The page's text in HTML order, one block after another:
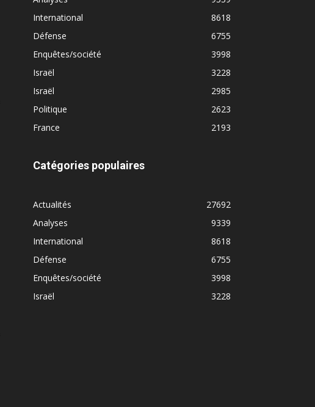
International
8618
Défense
6755
Enquêtes/société
3998
Israël
3228
Israël
2985
Politique
2623
France
2193
Catégories populaires
Actualités
27692
Analyses
9339
International
8618
Défense
6755
Enquêtes/société
3998
Israël
3228